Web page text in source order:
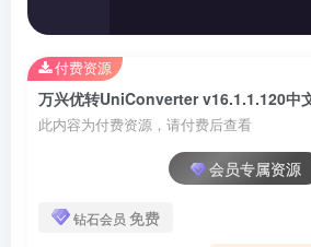
万兴优转UniConverter v16.1.1.120中
此内容为付费资源，请付费后查看
会员专属资源
钻石会员 免费
付费资源